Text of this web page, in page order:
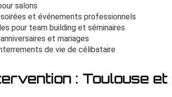
salons
et événements professionnels
pour team building et séminaires
et mariages
de vie de célibataire
: Toulouse